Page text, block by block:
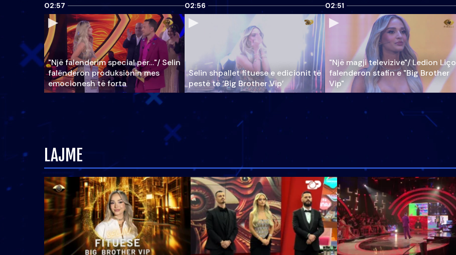
02:57
"Një falenderim special për…"/ Selin
falënderon produksionin mes
emocionesh të forta
02:56
Selin shpallet fituese e edicionit të
pestë të ‘Big Brother Vip’
02:51
"Një magji televizive"/ Ledion Liço
falenderon stafin e "Big Brother
Vip"
LAJME